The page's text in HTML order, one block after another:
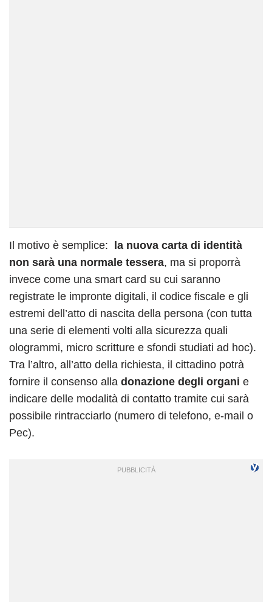
Il motivo è semplice: la nuova carta di identità
non sarà una normale tessera, ma si proporrà
invece come una smart card su cui saranno
registrate le impronte digitali, il codice fiscale e gli
estremi dell’atto di nascita della persona (con tutta
una serie di elementi volti alla sicurezza quali
ologrammi, micro scritture e sfondi studiati ad hoc).
Tra l’altro, all’atto della richiesta, il cittadino potrà
fornire il consenso alla donazione degli organi e
indicare delle modalità di contatto tramite cui sarà
possibile rintracciarlo (numero di telefono, e-mail o
Pec).